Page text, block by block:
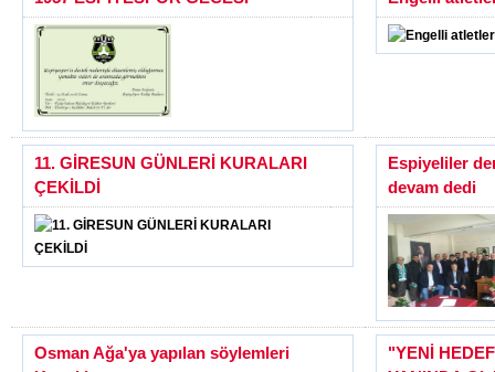
11. GİRESUN GÜNLERİ KURALARI
ÇEKİLDİ
Espiyeliler
devam dedi
Osman Ağa'ya yapılan söylemleri
"YENİ